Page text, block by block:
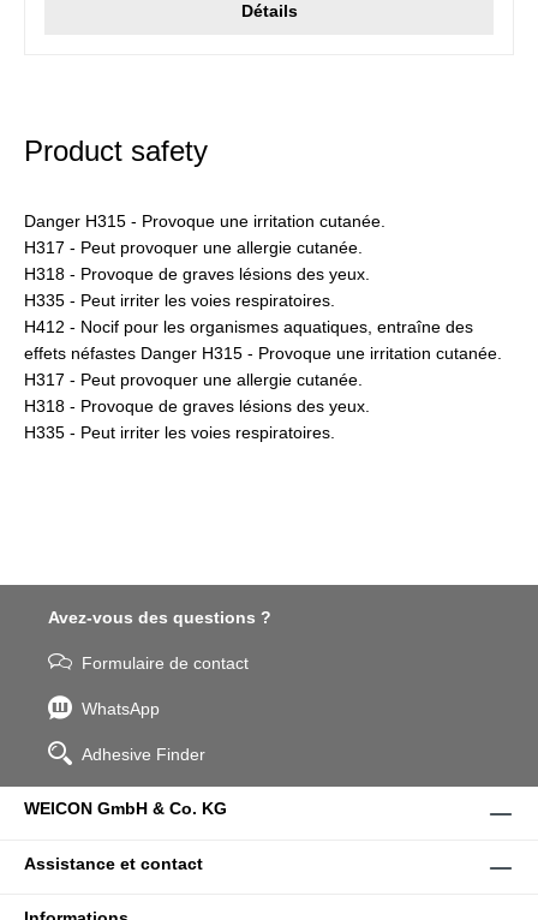
Détails
Product safety
Danger H315 - Provoque une irritation cutanée.
H317 - Peut provoquer une allergie cutanée.
H318 - Provoque de graves lésions des yeux.
H335 - Peut irriter les voies respiratoires.
H412 - Nocif pour les organismes aquatiques, entraîne des
effets néfastes Danger H315 - Provoque une irritation cutanée.
H317 - Peut provoquer une allergie cutanée.
H318 - Provoque de graves lésions des yeux.
H335 - Peut irriter les voies respiratoires.
Avez-vous des questions ?
Formulaire de contact
WhatsApp
Adhesive Finder
WEICON GmbH & Co. KG
Assistance et contact